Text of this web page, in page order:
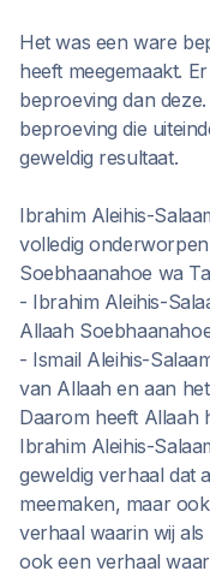
Het was een ware
heeft meegemaakt.
beproeving dan
beproeving die
geweldig resultaat.
Ibrahim Aleihis-
volledig
Soebhaanahoe wa
- Ibrahim Aleihis-
Allaah
- Ismail Aleihis-
van Allaah en aan
Daarom heeft Allaah
Ibrahim Aleihis-
geweldig verhaal dat
meemaken, maar
verhaal waarin wij
ook een verhaal